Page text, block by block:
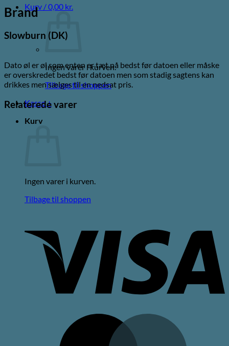
Kurv /0,00 kr.
Ingen varer i kurven.
Tilbage til shoppen
Kasse+
Kurv
Ingen varer i kurven.
Tilbage til shoppen
Brand
Slowburn (DK)
Dato øl er øl som enten er tæt på bedst før datoen eller måske
er overskredet bedst før datoen men som stadig sagtens kan
drikkes men sælges til en nedsat pris.
Relaterede varer